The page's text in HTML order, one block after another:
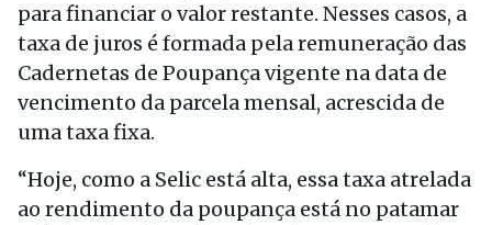
para financiar o valor restante. Nesses casos, a
taxa de juros é formada pela remuneração das
Cadernetas de Poupança vigente na data de
vencimento da parcela mensal, acrescida de
uma taxa fixa.
“Hoje, como a Selic está alta, essa taxa atrelada
ao rendimento da poupança está no patamar